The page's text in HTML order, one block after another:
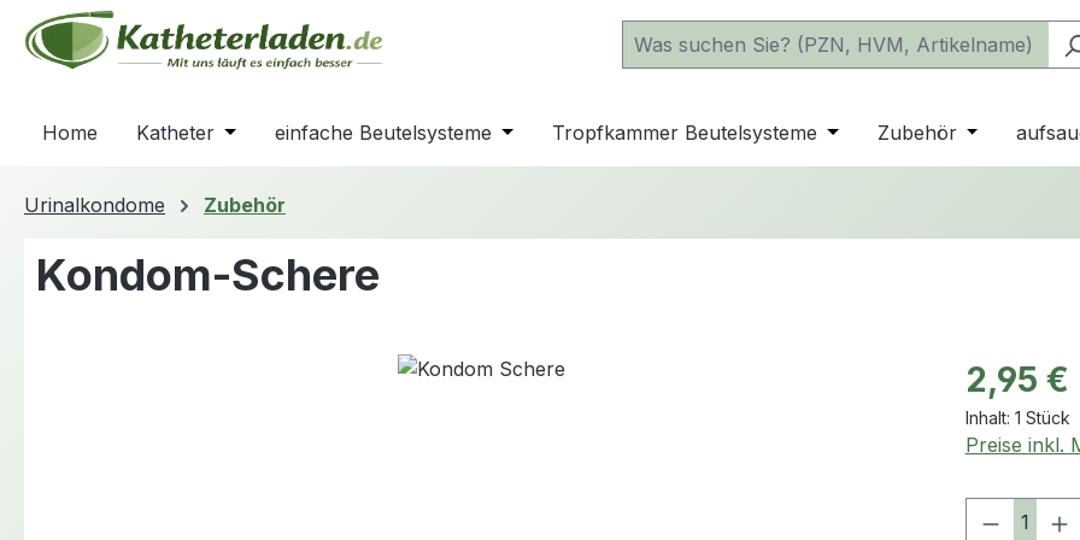
Hauptinhalt springen
Zur Suche springen
Zur Hauptnavigation springen
Home Katheter Öffne oder Schließe das Dropdown der Kategorie Katheter
einfache Beutelsysteme Öffne oder Schließe das Dropdown der Kategorie einfache
Tropfkammer Beutelsysteme Öffne oder Schließe das
Zubehör Öffne oder
Urinalkondome Zubehör
Kondom-Schere
Regulärer
2,95 €
Inhalt: 1 Stück
Preise inkl.